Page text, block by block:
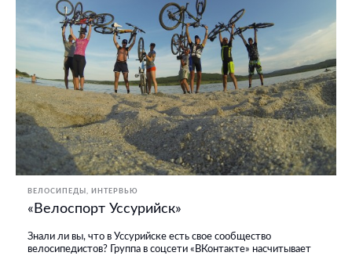
ВЕЛОСИПЕДЫ ИНТЕРВЬЮ
«Велоспорт Уссурийск»
Знали ли вы, что в Уссурийске есть свое сообщество
велосипедистов? Группа в соцсети «ВКонтакте» насчитывает